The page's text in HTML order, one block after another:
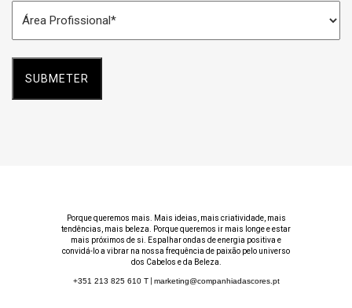
Profissional
*
Porque queremos mais. Mais ideias, mais criatividade, mais
tendências, mais beleza. Porque queremos ir mais longe e estar
mais próximos de si. Espalhar ondas de energia positiva e
convidá-lo a vibrar na nossa frequência de paixão pelo universo
dos Cabelos e da Beleza.
+351 213 825 610 T| marketing@companhiadascores.pt